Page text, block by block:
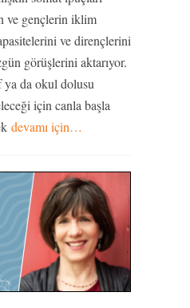
ve gençlerin iklim
ve dirençlerini
görüşlerini aktarıyor.
ya da okul dolusu
için canla başla
devamı için…